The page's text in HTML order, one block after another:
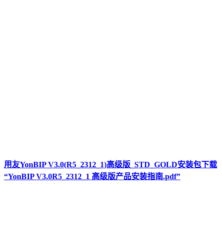
用友YonBIP V3.0(R5_2312_1)高级版_STD_GOLD安装包下载
“YonBIP V3.0R5_2312_1 高级版产品安装指南.pdf”